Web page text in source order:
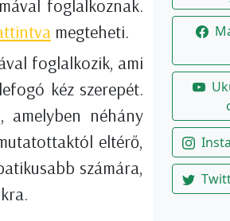
foglalkoznak.
megteheti.
foglalkozik, ami
kéz szerepét.
amelyben néhány
eltérő,
számára,